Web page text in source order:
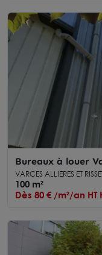
Bureaux à louer
direct autoroute
VARCES ALLIERES ET
100 m²
Dès 80 € /m²/an HT